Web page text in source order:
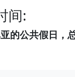
间:
的公共假日，